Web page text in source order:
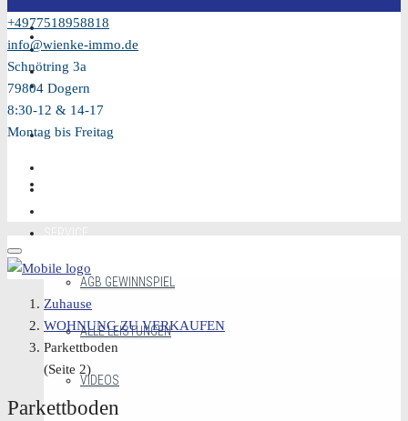
VERKAUFEN
MIETEN
AGB GEWINNSPIEL
ALLE LEISTUNGEN
VIDEOS
+4977518958818
info@wienke-immo.de
Schnötring 3a
79804 Dogern
8:30-12 & 14-17
Montag bis Freitag
Zuhause
WOHNUNG ZU VERKAUFEN
Parkettboden
(Seite 2)
Parkettboden